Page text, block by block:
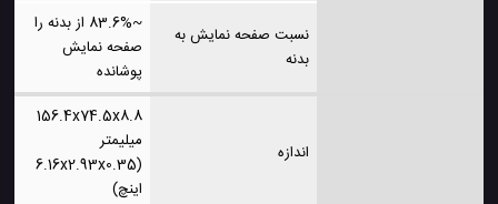
نسبت صفحه نمایش به
بدنه
~83.6% از بدنه را
صفحه نمایش
پوشانده
اندازه
156.4x74.5x8.8
میلیمتر
(6.16x2.93x0.35
اینچ)